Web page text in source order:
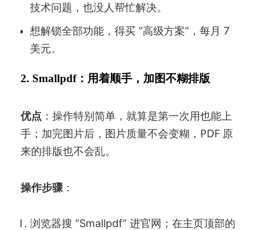
技术问题，也没人帮忙解决。
想解锁全部功能，得买 “高级方案”，每月 7
美元。
2. Smallpdf：用着顺手，加图不糊排版
优点 ：操作特别简单，就算是第一次用也能上
手；加完图片后，图片质量不会变糊，PDF 原
来的排版也不会乱。
操作步骤：
浏览器搜 “Smallpdf” 进官网；在主页顶部的